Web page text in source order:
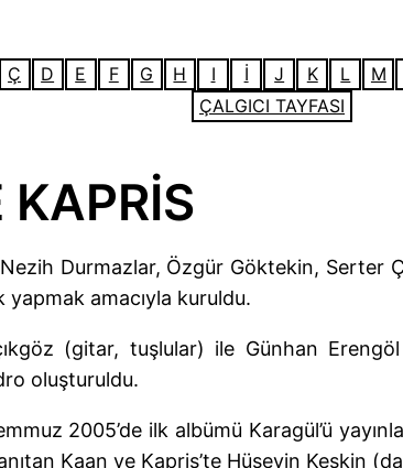
Ç D E F G H I İ J K L M
ÇALGICI TAYFASI
Nezih Durmazlar, Özgür Göktekin, Serter
yapmak amacıyla kuruldu.
(gitar, tuşlular) ile Günhan
oluşturuldu.
2005’de ilk albümü Karagül’ü
Kaan ve Kapris’te Hüseyin Keskin